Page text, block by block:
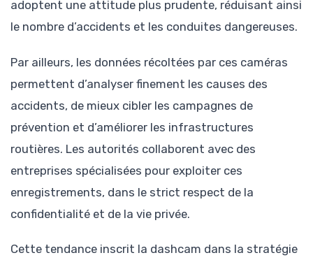
adoptent une attitude plus prudente, réduisant ainsi
le nombre d’accidents et les conduites dangereuses.
Par ailleurs, les données récoltées par ces caméras
permettent d’analyser finement les causes des
accidents, de mieux cibler les campagnes de
prévention et d’améliorer les infrastructures
routières. Les autorités collaborent avec des
entreprises spécialisées pour exploiter ces
enregistrements, dans le strict respect de la
confidentialité et de la vie privée.
Cette tendance inscrit la dashcam dans la stratégie